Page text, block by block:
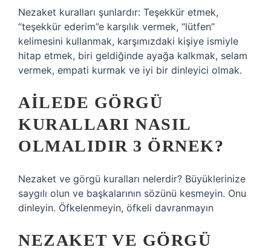
Nezaket kuralları şunlardır: Teşekkür etmek,
“teşekkür ederim”e karşılık vermek, “lütfen”
kelimesini kullanmak, karşımızdaki kişiye ismiyle
hitap etmek, biri geldiğinde ayağa kalkmak, selam
vermek, empati kurmak ve iyi bir dinleyici olmak.
AILEDE GÖRGÜ
KURALLARI NASIL
OLMALIDIR 3 ÖRNEK?
Nezaket ve görgü kuralları nelerdir? Büyüklerinize
saygılı olun ve başkalarının sözünü kesmeyin. Onu
dinleyin. Öfkelenmeyin, öfkeli davranmayın
NEZAKET VE GÖRGÜ